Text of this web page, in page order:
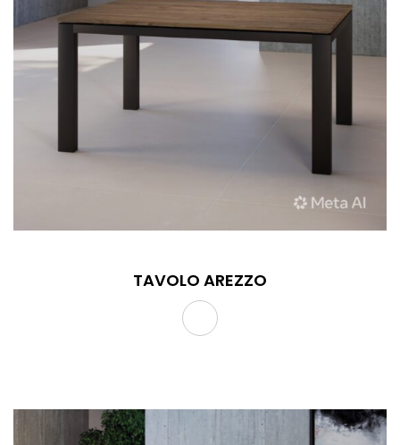
TAVOLO AREZZO